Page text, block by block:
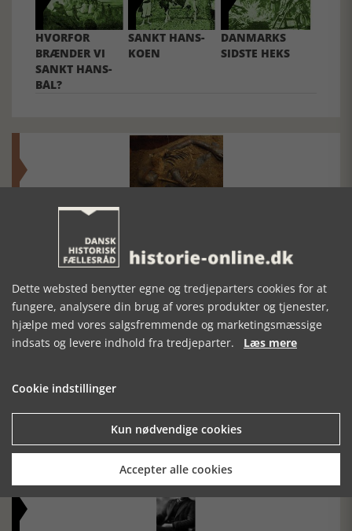
HVORFOR
BRÆNDER VI
SANKT HANS-
BÅL?
SANKT HANS-
KOEN
DANMARKS
SIDSTE HEKS
Den største samling af moselig i verden på Museum
Silkeborg Hovedgården
Historisk festival i Faaborg
FOBURGH Faaborg Internationale Historie Festival 2026 30.
oktober - 1. november 2026
Dette websted benytter egne og tredjeparters cookies for at
fungere, analysere din brug af vores produkter og tjenester,
hjælpe med vores salgsfremmende og marketingsmæssige
indsats og levere indhold fra tredjeparter. Læs mere
Cookie indstillinger
Kun nødvendige cookies
Accepter alle cookies